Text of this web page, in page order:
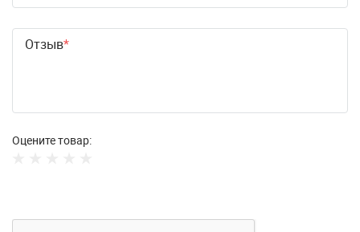
Отзыв
Оцените товар: